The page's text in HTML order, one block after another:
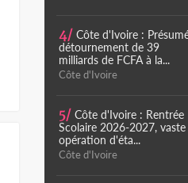
4/ Côte d'Ivoire :
détournement de 39
milliards de FCFA à la...
Côte d'Ivoire
5/ Côte d'Ivoire : Rentrée
Scolaire 2026-2027, vaste
opération d'éta...
Côte d'Ivoire